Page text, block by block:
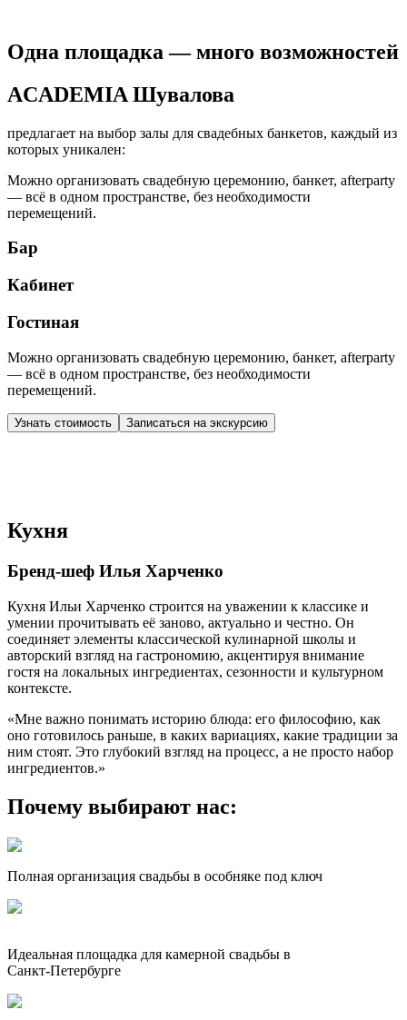
Одна площадка — много возможностей
ACADEMIA Шувалова
предлагает на выбор залы для свадебных банкетов, каждый из
которых уникален:
Можно организовать свадебную церемонию, банкет, afterparty
— всё в одном пространстве, без необходимости
перемещений.
Бар
Кабинет
Гостиная
Можно организовать свадебную церемонию, банкет, afterparty
— всё в одном пространстве, без необходимости
перемещений.
Узнать стоимость Записаться на экскурсию
Кухня
Бренд-шеф Илья Харченко
Кухня Ильи Харченко строится на уважении к классике и
умении прочитывать её заново, актуально и честно. Он
соединяет элементы классической кулинарной школы и
авторский взгляд на гастрономию, акцентируя внимание
гостя на локальных ингредиентах, сезонности и культурном
контексте.
«Мне важно понимать историю блюда: его философию, как
оно готовилось раньше, в каких вариациях, какие традиции за
ним стоят. Это глубокий взгляд на процесс, а не просто набор
ингредиентов.»
Почему выбирают нас:
Полная организация свадьбы в особняке под ключ
Идеальная площадка для камерной свадьбы в
Санкт‑Петербурге